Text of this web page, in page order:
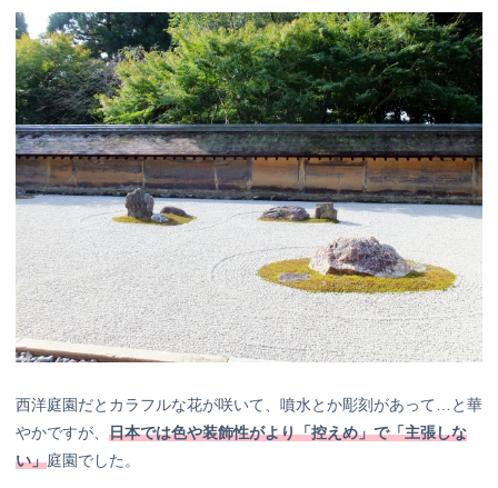
西洋庭園だとカラフルな花が咲いて、噴水とか彫刻があって…と華
やかですが、 日本では色や装飾性がより「控えめ」で「主張しな
い」庭園でした。